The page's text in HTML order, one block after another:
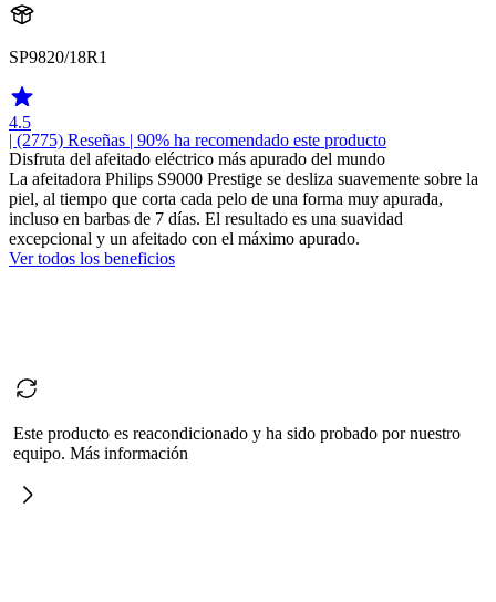
SP9820/18R1
4.5
| (2775) Reseñas | 90% ha recomendado este producto
Disfruta del afeitado eléctrico más apurado del mundo
La afeitadora Philips S9000 Prestige se desliza suavemente sobre la
piel, al tiempo que corta cada pelo de una forma muy apurada,
incluso en barbas de 7 días. El resultado es una suavidad
excepcional y un afeitado con el máximo apurado.
Ver todos los beneficios
Este producto es reacondicionado y ha sido probado por nuestro
equipo. Más información